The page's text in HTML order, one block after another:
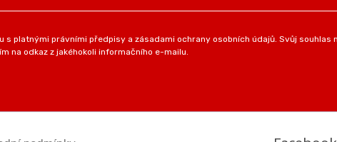
platnými právními předpisy a zásadami ochrany osobních údajů. Svůj
na odkaz z jakéhokoli informačního e-mailu.